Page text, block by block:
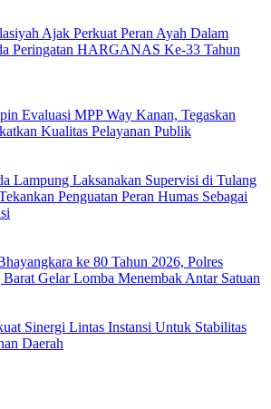
Ajak Perkuat Peran Ayah Dalam
Peringatan HARGANAS Ke-33 Tahun
Evaluasi MPP Way Kanan, Tegaskan
Kualitas Pelayanan Publik
Lampung Laksanakan Supervisi di Tulang
Penguatan Peran Humas Sebagai
ke 80 Tahun 2026, Polres
Gelar Lomba Menembak Antar Satuan
Sinergi Lintas Instansi Untuk Stabilitas
Daerah